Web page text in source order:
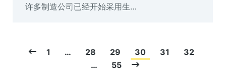
许多制造公司已经开始采用生…
1 … 28 29 30 31
32
…
55